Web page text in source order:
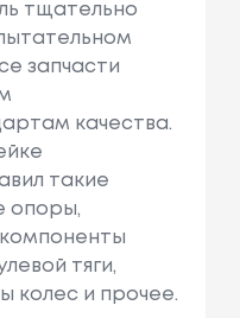
тщательно
запчасти
качества.
такие
опоры,
тяги,
колес и прочее.